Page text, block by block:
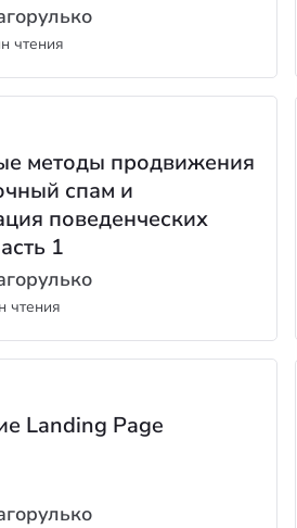
чтения
методы продвижения
спам и
поведенческих
1
чтения
Landing Page